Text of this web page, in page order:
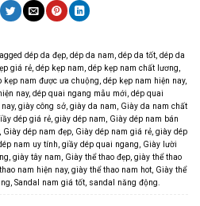
dép da đẹp, dép da nam, dép da tốt, dép da
giá rẻ, dép kẹp nam, dép kẹp nam chất lương,
kẹp nam được ưa chuộng, dép kẹp nam hiện nay,
nay, dép quai ngang mẫu mới, dép quai
, giày công sở, giày da nam, Giày da nam chất
dép giá rẻ, giày dép nam, Giày dép nam bán
, Giày dép nam đẹp, Giày dép nam giá rẻ, giày dép
nam uy tính, giầy dép quai ngang, Giày lười
, giày tây nam, Giày thể thao đẹp, giày thể thao
nam hiện nay, giày thể thao nam hot, Giày thể
, Sandal nam giá tốt, sandal năng động.